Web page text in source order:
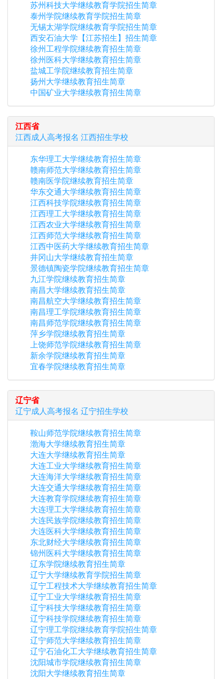
苏州科技大学继续教育学院招生简章
泰州学院继续教育学院招生简章
无锡太湖学院继续教育学院招生简章
西安石油大学【江苏招生】招生简章
徐州工程学院继续教育招生简章
徐州医科大学继续教育招生简章
盐城工学院继续教育招生简章
扬州大学继续教育招生简章
中国矿业大学继续教育招生简章
江西省
江西成人高考报名 江西招生学校
东华理工大学继续教育招生简章
赣南师范大学继续教育招生简章
赣南医学院继续教育招生简章
华东交通大学继续教育招生简章
江西科技学院继续教育招生简章
江西理工大学继续教育招生简章
江西农业大学继续教育招生简章
江西师范大学继续教育招生简章
江西中医药大学继续教育招生简章
井冈山大学继续教育招生简章
景德镇陶瓷学院继续教育招生简章
九江学院继续教育招生简章
南昌大学继续教育招生简章
南昌航空大学继续教育招生简章
南昌理工学院继续教育招生简章
南昌师范学院继续教育招生简章
萍乡学院继续教育招生简章
上饶师范学院继续教育招生简章
新余学院继续教育招生简章
宜春学院继续教育招生简章
辽宁省
辽宁成人高考报名 辽宁招生学校
鞍山师范学院继续教育招生简章
渤海大学继续教育招生简章
大连大学继续教育招生简章
大连工业大学继续教育招生简章
大连海洋大学继续教育招生简章
大连交通大学继续教育招生简章
大连教育学院继续教育招生简章
大连理工大学继续教育招生简章
大连民族学院继续教育招生简章
大连医科大学继续教育招生简章
东北财经大学继续教育招生简章
锦州医科大学继续教育招生简章
辽东学院继续教育招生简章
辽宁大学继续教育学院招生简章
辽宁工程技术大学继续教育招生简章
辽宁工业大学继续教育招生简章
辽宁科技大学继续教育招生简章
辽宁科技学院继续教育招生简章
辽宁理工学院继续教育学院招生简章
辽宁师范大学继续教育招生简章
辽宁石油化工大学继续教育招生简章
沈阳城市学院继续教育招生简章
沈阳大学继续教育招生简章